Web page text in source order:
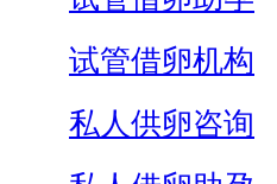
试管借卵机构
私人供卵咨询